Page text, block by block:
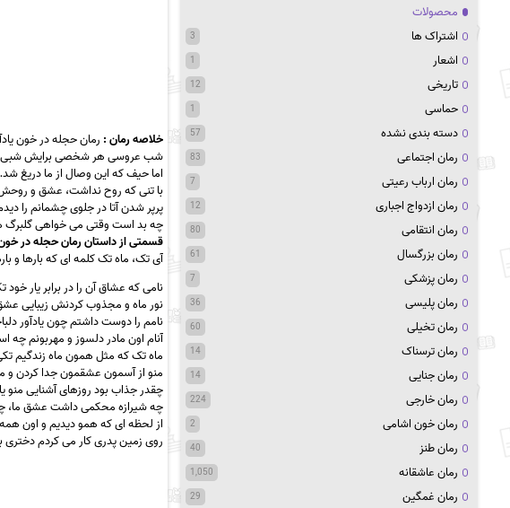
خلاصه‌ رمان : رمان حجله در خون
شب عروسی هر شخصی برایش شبی
اما حیف که این وصال از ما دریغ
با تنی که روح نداشت، عشق و روحش
پرپر شدن آتا در جلوی چشمانم را
چه بد است وقتی می خواهی گلبرگ
قسمتی از داستان رمان حجله در
آی تک، ماه تک کلمه ای که بارها و
نامی که عشاق آن را در برابر یار خود
نور ماه و مجذوب کردنش زیبایی عشق
نامم را دوست داشتم چون یادآور
آنام اون مادر دلسوز و مهربونم چه
ماه تک که مثل همون ماه زندگیم
منو از آسمون عشقمون جدا کردن و
چقدر جذاب بود روزهای آشنایی منو
چه شیرازه محکمی داشت عشق ما،
از لحظه ای که همو دیدیم و اون
روی زمین پدری کار می کردم
محصولات
اشتراک ها
3
اشعار 1
تاریخی 12
حماسی 1
دسته بندی نشده 57
رمان اجتماعی 83
رمان ارباب رعیتی 7
رمان ازدواج اجباری 12
رمان انتقامی 80
رمان بزرگسال 61
رمان پزشکی 7
رمان پلیسی 36
رمان تخیلی 60
رمان ترسناک 14
رمان جنایی 14
رمان خارجی 224
رمان خون اشامی 2
رمان طنز 40
رمان عاشقانه 1,050
رمان غمگین 29